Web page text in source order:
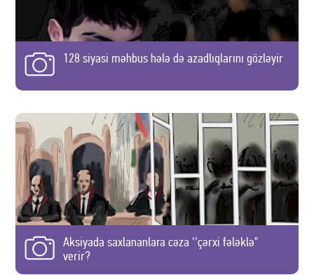
128 siyasi məhbus hələ də azadlıqlarını gözləyir
Aksiyada saxlananlara cəza ''çərxi fələklə"
verir?